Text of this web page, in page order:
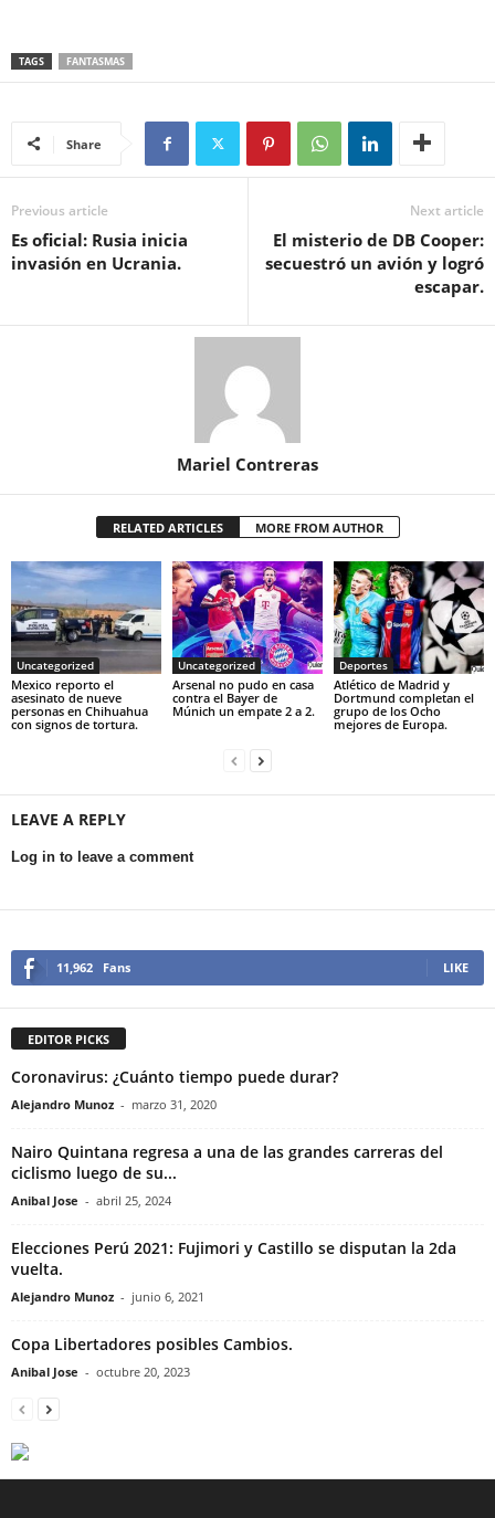
TAGS FANTASMAS
Share
Previous article
Es oficial: Rusia inicia
invasión en Ucrania.
Next article
El misterio de DB Cooper:
secuestró un avión y logró
escapar.
Mariel Contreras
RELATED ARTICLES MORE FROM AUTHOR
Uncategorized
Mexico reporto el
asesinato de nueve
personas en Chihuahua
con signos de tortura.
Uncategorized
Arsenal no pudo en casa
contra el Bayer de
Múnich un empate 2 a 2.
Deportes
Atlético de Madrid y
Dortmund completan el
grupo de los Ocho
mejores de Europa.
LEAVE A REPLY
Log in to leave a comment
11,962 Fans LIKE
EDITOR PICKS
Coronavirus: ¿Cuánto tiempo puede durar?
Alejandro Munoz - marzo 31, 2020
Nairo Quintana regresa a una de las grandes carreras del
ciclismo luego de su...
Anibal Jose - abril 25, 2024
Elecciones Perú 2021: Fujimori y Castillo se disputan la 2da
vuelta.
Alejandro Munoz - junio 6, 2021
Copa Libertadores posibles Cambios.
Anibal Jose - octubre 20, 2023